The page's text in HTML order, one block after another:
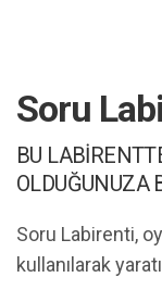
Soru
BU
OLDUĞUNUZA
Soru Labirenti,
kullanılarak